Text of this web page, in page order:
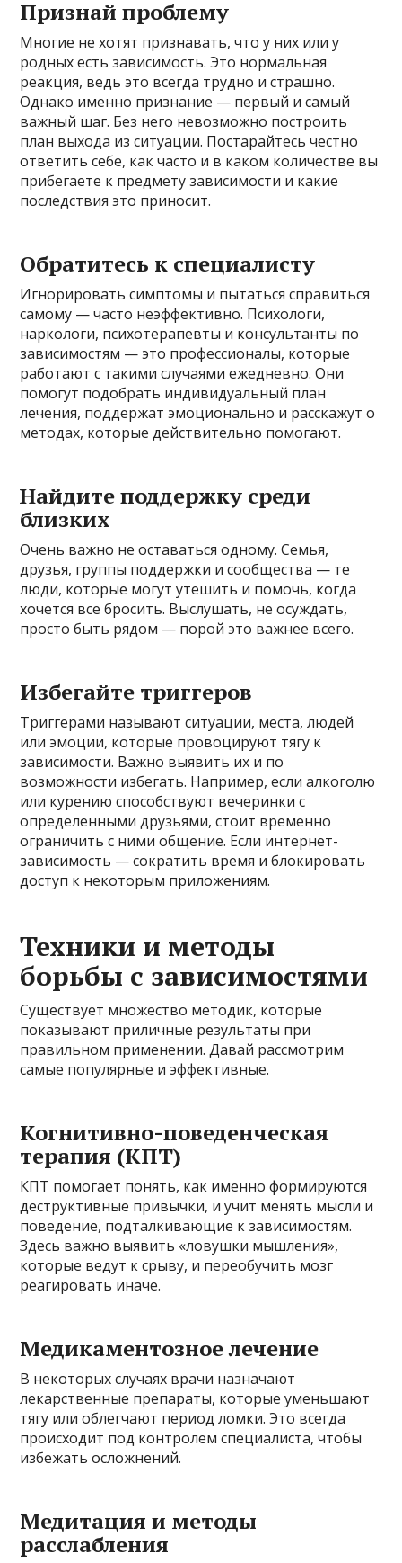
Признай проблему
Многие не хотят признавать, что у них или у
родных есть зависимость. Это нормальная
реакция, ведь это всегда трудно и страшно.
Однако именно признание — первый и самый
важный шаг. Без него невозможно построить
план выхода из ситуации. Постарайтесь честно
ответить себе, как часто и в каком количестве вы
прибегаете к предмету зависимости и какие
последствия это приносит.
Обратитесь к специалисту
Игнорировать симптомы и пытаться справиться
самому — часто неэффективно. Психологи,
наркологи, психотерапевты и консультанты по
зависимостям — это профессионалы, которые
работают с такими случаями ежедневно. Они
помогут подобрать индивидуальный план
лечения, поддержат эмоционально и расскажут о
методах, которые действительно помогают.
Найдите поддержку среди
близких
Очень важно не оставаться одному. Семья,
друзья, группы поддержки и сообщества — те
люди, которые могут утешить и помочь, когда
хочется все бросить. Выслушать, не осуждать,
просто быть рядом — порой это важнее всего.
Избегайте триггеров
Триггерами называют ситуации, места, людей
или эмоции, которые провоцируют тягу к
зависимости. Важно выявить их и по
возможности избегать. Например, если алкоголю
или курению способствуют вечеринки с
определенными друзьями, стоит временно
ограничить с ними общение. Если интернет-
зависимость — сократить время и блокировать
доступ к некоторым приложениям.
Техники и методы
борьбы с зависимостями
Существует множество методик, которые
показывают приличные результаты при
правильном применении. Давай рассмотрим
самые популярные и эффективные.
Когнитивно-поведенческая
терапия (КПТ)
КПТ помогает понять, как именно формируются
деструктивные привычки, и учит менять мысли и
поведение, подталкивающие к зависимостям.
Здесь важно выявить «ловушки мышления»,
которые ведут к срыву, и переобучить мозг
реагировать иначе.
Медикаментозное лечение
В некоторых случаях врачи назначают
лекарственные препараты, которые уменьшают
тягу или облегчают период ломки. Это всегда
происходит под контролем специалиста, чтобы
избежать осложнений.
Медитация и методы
расслабления